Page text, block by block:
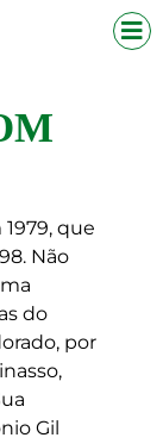
que
Não
do
por
Gil